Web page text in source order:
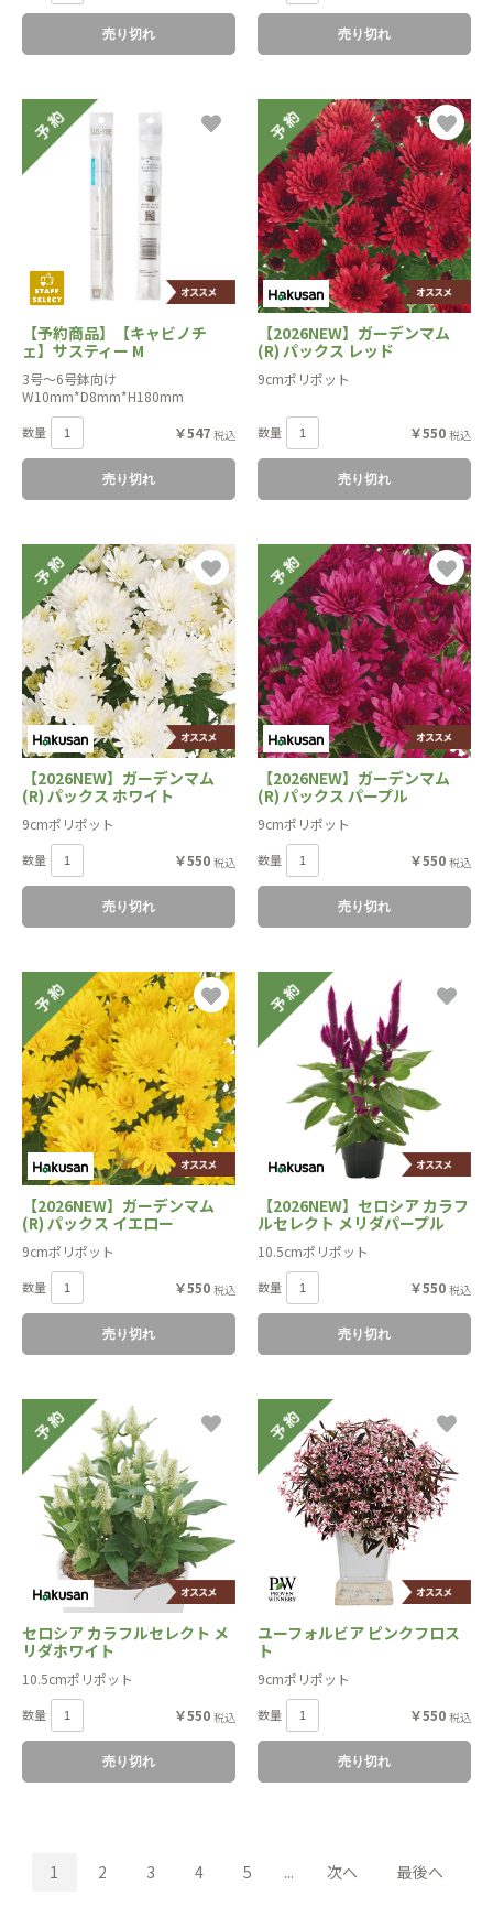
売り切れ 売り切れ
【予約商品】【キャビノチ
ェ】サスティー M
3号〜6号鉢向け
W10mm*D8mm*H180mm
数量 ￥547 税込
売り切れ
【2026NEW】ガーデンマム
(R) パックス レッド
9cmポリポット
数量 ￥550 税込
売り切れ
【2026NEW】ガーデンマム
(R) パックス ホワイト
9cmポリポット
数量 ￥550 税込
売り切れ
【2026NEW】ガーデンマム
(R) パックス パープル
9cmポリポット
数量 ￥550 税込
売り切れ
【2026NEW】ガーデンマム
(R) パックス イエロー
9cmポリポット
数量 ￥550 税込
売り切れ
【2026NEW】セロシア カラフ
ルセレクト メリダパープル
10.5cmポリポット
数量 ￥550 税込
売り切れ
セロシア カラフルセレクト メ
リダホワイト
10.5cmポリポット
数量 ￥550 税込
売り切れ
ユーフォルビア ピンクフロス
ト
9cmポリポット
数量 ￥550 税込
売り切れ
1 2 3 4 5 ... 次へ 最後へ